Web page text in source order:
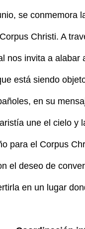
se conmemora
Christi. A
nos invita a
está siendo
en su
une el cielo y
para el Corpus
el deseo de
en un lugar